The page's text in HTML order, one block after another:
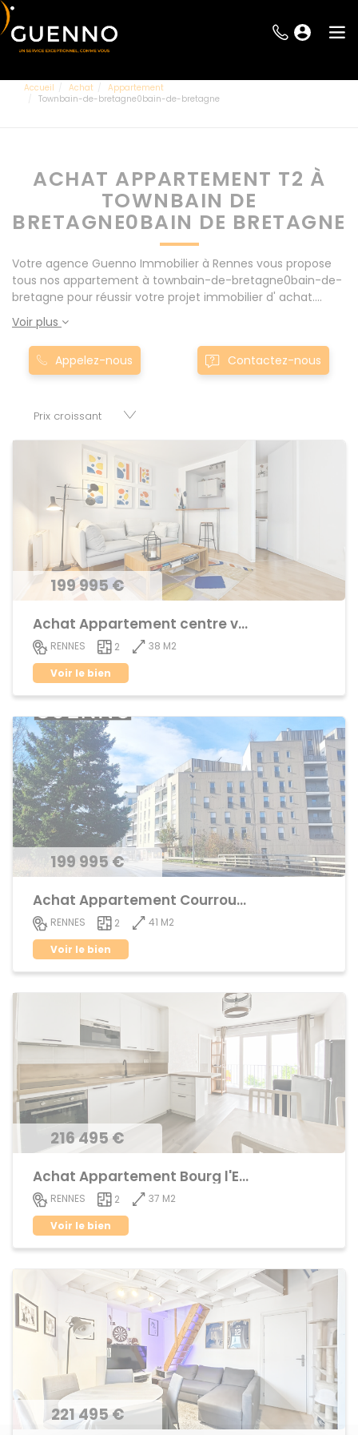
Accueil Achat
Appartement
Townbain-de-bretagne0bain-de-bretagne
ACHAT APPARTEMENT T2 À
TOWNBAIN DE
BRETAGNE0BAIN DE BRETAGNE
Votre agence Guenno Immobilier à Rennes vous propose
tous nos appartement à townbain-de-bretagne0bain-de-
bretagne pour réussir votre projet immobilier d' achat.
Consultez l'ensemble de nos offres à Rennes mais
également aux alentours : Le Rheu, Pacé, Montgermont...
Nos appartement T2 à townbain-de-bretagne0bain-de-
bretagne sont proposés au meilleur prix du marché pour
cessions de baux, fonds de commerces, appartements,
Voir plus
Appelez-nous Contactez-nous
199 995 €
Achat Appartement centre ville
RENNES 2
38 M2
Voir le bien
199 995 €
Achat Appartement Courrouze
RENNES 2
41 M2
Voir le bien
216 495 €
Achat Appartement Bourg l'Evêque
RENNES 2
37 M2
Voir le bien
221 495 €